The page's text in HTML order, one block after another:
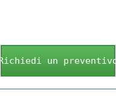
Richiedi un preventivo